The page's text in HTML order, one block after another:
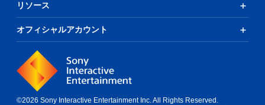
リソース
オフィシャルアカウント
©2026 Sony Interactive Entertainment Inc. All Rights Reserved.